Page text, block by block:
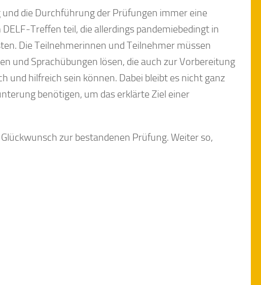
die Durchführung der Prüfungen immer eine
Treffen teil, die allerdings pandemiebedingt in
Die Teilnehmerinnen und Teilnehmer müssen
und Sprachübungen lösen, die auch zur Vorbereitung
hilfreich sein können. Dabei bleibt es nicht ganz
benötigen, um das erklärte Ziel einer
zur bestandenen Prüfung. Weiter so,